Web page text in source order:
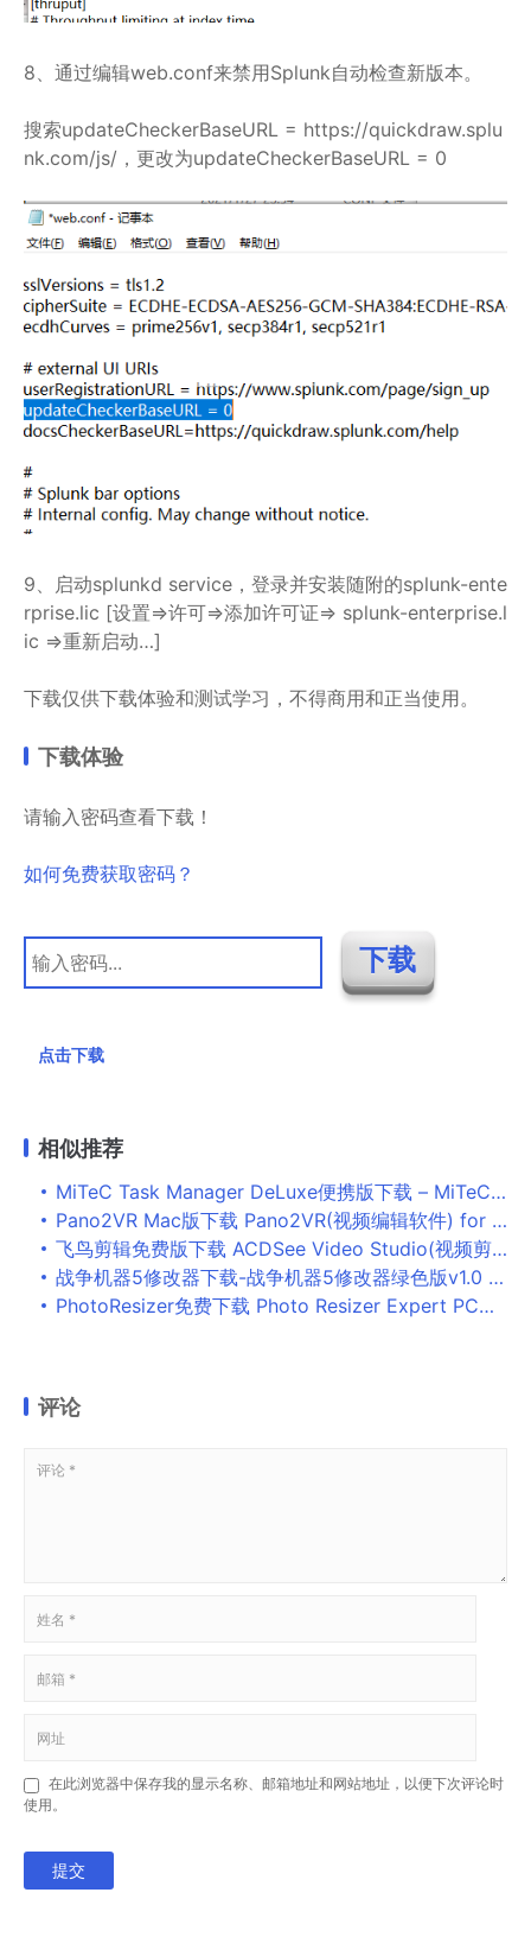
8、通过编辑web.conf来禁用Splunk自动检查新版本。
搜索updateCheckerBaseURL = https://quickdraw.splu
nk.com/js/，更改为updateCheckerBaseURL = 0
9、启动splunkd service，登录并安装随附的splunk-ente
rprise.lic [设置=>许可=>添加许可证=> splunk-enterprise.l
ic =>重新启动…]
下载仅供下载体验和测试学习，不得商用和正当使用。
下载体验
请输入密码查看下载！
如何免费获取密码？
点击下载
相似推荐
MiTeC Task Manager DeLuxe便携版下载 – MiTeC Task Manager DeLuxe 3.8.0 便携版
Pano2VR Mac版下载 Pano2VR(视频编辑软件) for Mac V6.0.1 苹果电脑版
飞鸟剪辑免费版下载 ACDSee Video Studio(视频剪辑软件) v4.0.1 汉化特别版(附汉化激活补丁+教程)
战争机器5修改器下载-战争机器5修改器绿色版v1.0 MrAntiFun版
PhotoResizer免费下载 Photo Resizer Expert PC版(批量修改图像尺寸软件) v1.2 官方安装版
评论
在此浏览器中保存我的显示名称、邮箱地址和网站地址，以便下次评论时
使用。
提交